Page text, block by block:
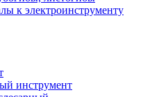
к электроинструменту
инструмент